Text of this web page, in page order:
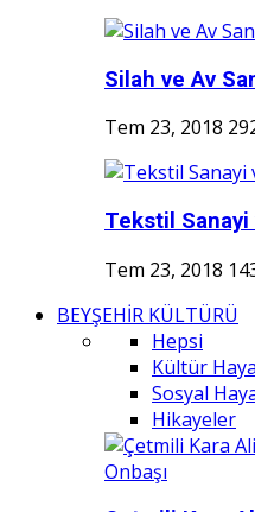
Silah ve Av
Tem 23, 2018
Tekstil Sanayi
Tem 23, 2018
BEYŞEHİR KÜLTÜRÜ
Hepsi
Kültür
Sosyal
Hikayeler